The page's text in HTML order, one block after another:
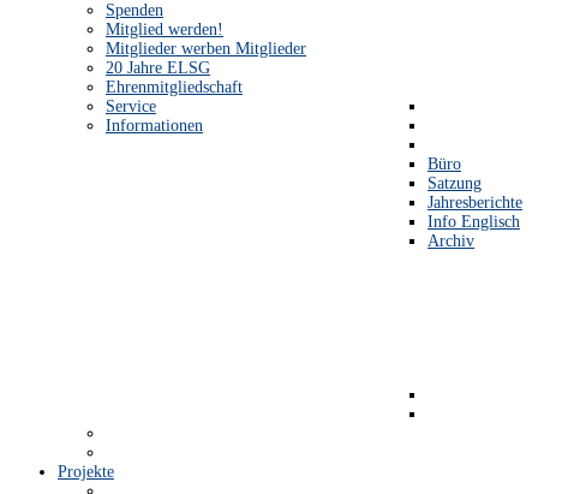
Spenden
Mitglied werden!
Mitglieder werben Mitglieder
20 Jahre ELSG
Ehrenmitgliedschaft
Service
Informationen
Büro
Satzung
Jahresberichte
Info Englisch
Archiv
Projekte